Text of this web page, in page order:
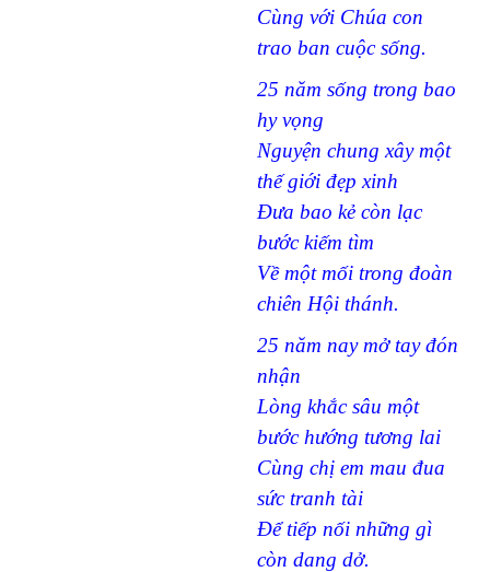
Cùng với Chúa con
trao ban cuộc sống.
25 năm sống trong bao
hy vọng
Nguyện chung xây một
thế giới đẹp xinh
Đưa bao kẻ còn lạc
bước kiếm tìm
Về một mối trong đoàn
chiên Hội thánh.
25 năm nay mở tay đón
nhận
Lòng khắc sâu một
bước hướng tương lai
Cùng chị em mau đua
sức tranh tài
Để tiếp nối những gì
còn dang dở.